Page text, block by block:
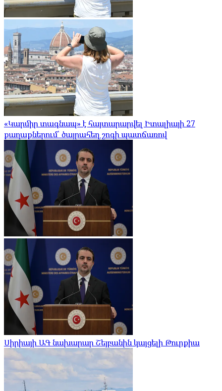
«Կարմիր տագնապ» է հայտարարվել Իտալիայի 27
քաղաքներում՝ ծայրահեղ շոգի պատճառով
Սիրիայի ԱԳ նախարար Շեյբանին կայցելի Թուրքիա